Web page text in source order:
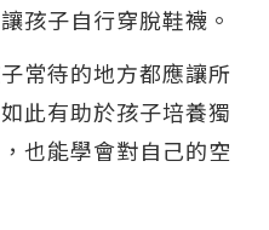
孩子自行穿脫鞋襪。
常待的地方都應讓所
此有助於孩子培養獨
也能學會對自己的空